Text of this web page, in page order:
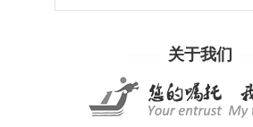
关于我们